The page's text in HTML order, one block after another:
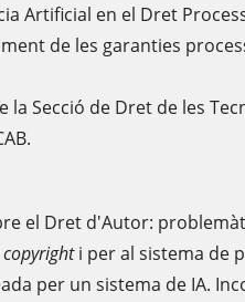
Artificial en el Dret
de les garanties
la Secció de Dret de les
el Dret d'Autor:
copyrighti per al sistema de
per un sistema de IA.